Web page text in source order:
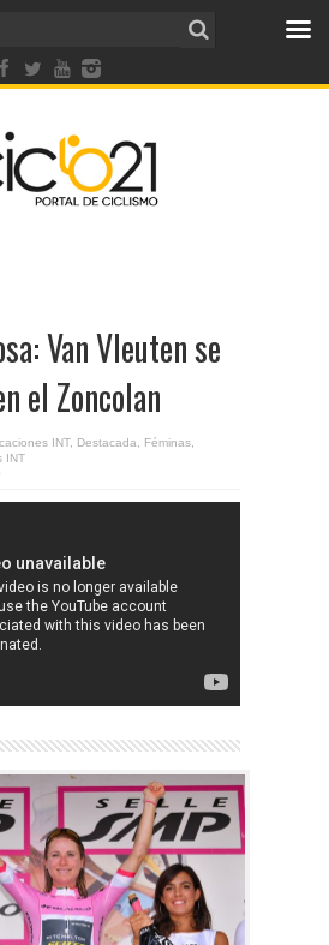
Van Vleuten se
el Zoncolan
INT, Destacada Féminas
INT